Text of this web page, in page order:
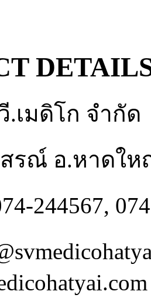
.เมดิโก จำกัด
รณ์ อ.หาดให
244567,